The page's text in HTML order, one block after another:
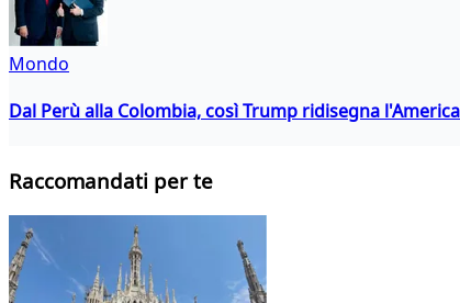
Mondo
Dal Perù alla Colombia, così Trump ridisegna
Raccomandati per te